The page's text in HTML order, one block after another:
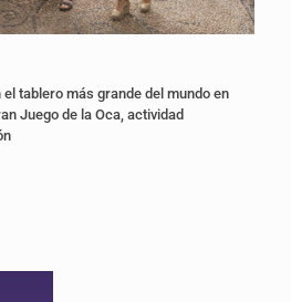
tablero más grande del mundo en
Juego de la Oca, actividad